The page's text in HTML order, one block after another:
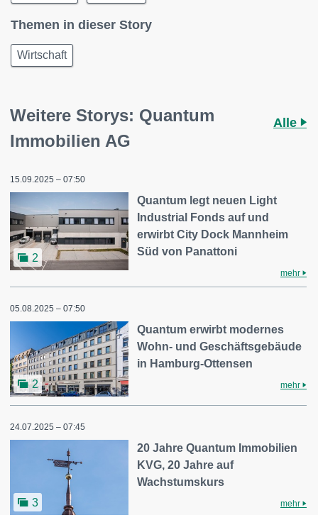
Themen in dieser Story
Wirtschaft
Weitere Storys: Quantum
Immobilien AG
Alle
15.09.2025 – 07:50
2
Quantum legt neuen Light
Industrial Fonds auf und
erwirbt City Dock Mannheim
Süd von Panattoni
mehr
05.08.2025 – 07:50
2
Quantum erwirbt modernes
Wohn- und Geschäftsgebäude
in Hamburg-Ottensen
mehr
24.07.2025 – 07:45
3
20 Jahre Quantum Immobilien
KVG, 20 Jahre auf
Wachstumskurs
mehr